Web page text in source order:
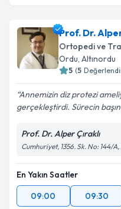
Prof. Dr.
Ortopedi ve
Ordu, Altınordu
5 (5
Annemizin diz protezi
gerçekleştirdi. Sürecin
Prof. Dr. Alper Çıraklı
Cumhuriyet, 1356. Sk. No: 144/
En Yakın Saatler
09:00
09:30